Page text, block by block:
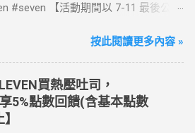
#seven 【活動期間以 7-11 最後公告
方便、快速、享買一送一優惠！ > 實
團300元即享券。 (出國開通啟用後回
錄 【點我登錄】 ) > eSIM出國上網
升級！購買eSIM「吃到飽」方案；即
吃到飽」方案。 (例：買1張日本5天
按此閱讀更多內容 »
買熱壓吐司，
5%點數回饋(含基本點數